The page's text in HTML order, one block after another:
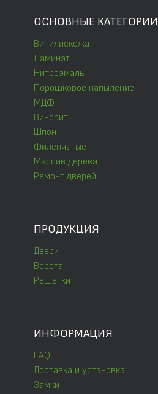
ОСНОВНЫЕ КАТЕГОРИИ
Винилискожа
Ламинат
Нитроэмаль
Порошковое напыление
МДФ
Винорит
Шпон
Филёнчатые
Массив дерева
Ремонт дверей
ПРОДУКЦИЯ
Двери
Ворота
Решётки
ИНФОРМАЦИЯ
FAQ
Доставка и установка
Замки